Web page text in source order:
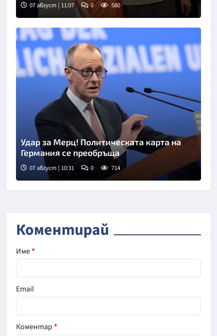
Снимка: БТА
07 август | 11:07 0 580
Снимка: Берлинер цайтунг
Удар за Мерц! Политическата карта на
Германия се преобръща
07 август | 10:31 0 714
Коментирай
Име*
Email
Коментар*